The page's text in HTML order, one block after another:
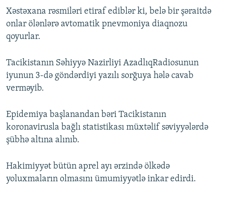
Xəstəxana rəsmiləri etiraf ediblər ki, belə bir şəraitdə
onlar ölənlərə avtomatik pnevmoniya diaqnozu
qoyurlar.
Tacikistanın Səhiyyə Nazirliyi AzadlıqRadiosunun
iyunun 3-də göndərdiyi yazılı sorğuya hələ cavab
verməyib.
Epidemiya başlanandan bəri Tacikistanın
koronavirusla bağlı statistikası müxtəlif səviyyələrdə
şübhə altına alınıb.
Hakimiyyət bütün aprel ayı ərzində ölkədə
yoluxmaların olmasını ümumiyyətlə inkar edirdi.